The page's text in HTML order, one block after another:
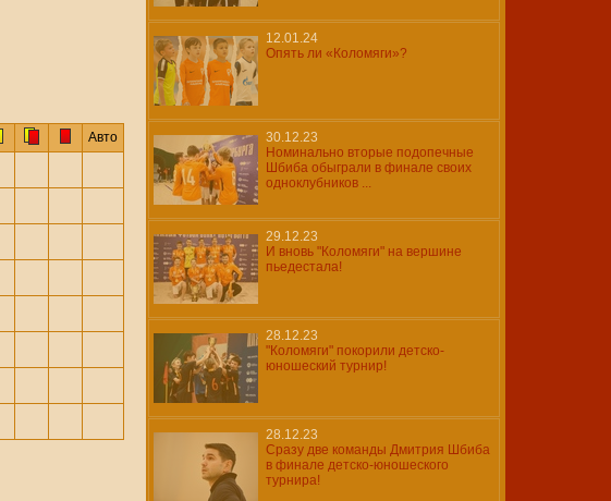
Авто
12.01.24
Опять ли «Коломяги»?
30.12.23
Номинально вторые подопечные
Шбиба обыграли в финале своих
одноклубников ...
29.12.23
И вновь "Коломяги" на вершине
пьедестала!
28.12.23
"Коломяги" покорили детско-
юношеский турнир!
28.12.23
Сразу две команды Дмитрия Шбиба
в финале детско-юношеского
турнира!